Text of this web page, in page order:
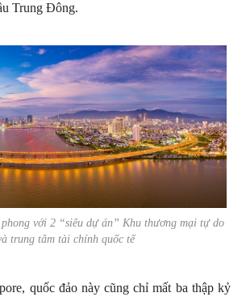
Trung Đông.
với 2 “siêu dự án” Khu thương mại tự do
trung tâm tài chính quốc tế
quốc đảo này cũng chỉ mất ba thập kỷ